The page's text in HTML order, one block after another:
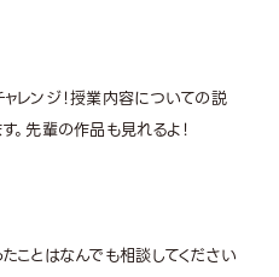
レンジ！授業内容についての説
。先輩の作品も見れるよ！
ことはなんでも相談してください